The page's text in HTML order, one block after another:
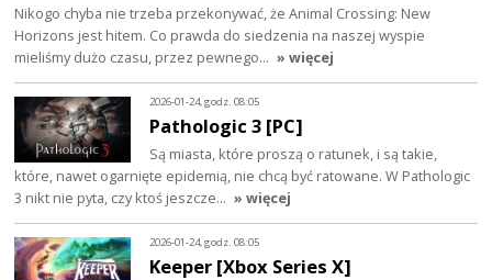
Nikogo chyba nie trzeba przekonywać, że Animal Crossing: New
Horizons jest hitem. Co prawda do siedzenia na naszej wyspie
mieliśmy dużo czasu, przez pewnego… » więcej
2026-01-24, godz. 08:05
Pathologic 3 [PC]
Są miasta, które proszą o ratunek, i są takie,
które, nawet ogarnięte epidemią, nie chcą być ratowane. W Pathologic
3 nikt nie pyta, czy ktoś jeszcze… » więcej
2026-01-24, godz. 08:05
Keeper [Xbox Series X]